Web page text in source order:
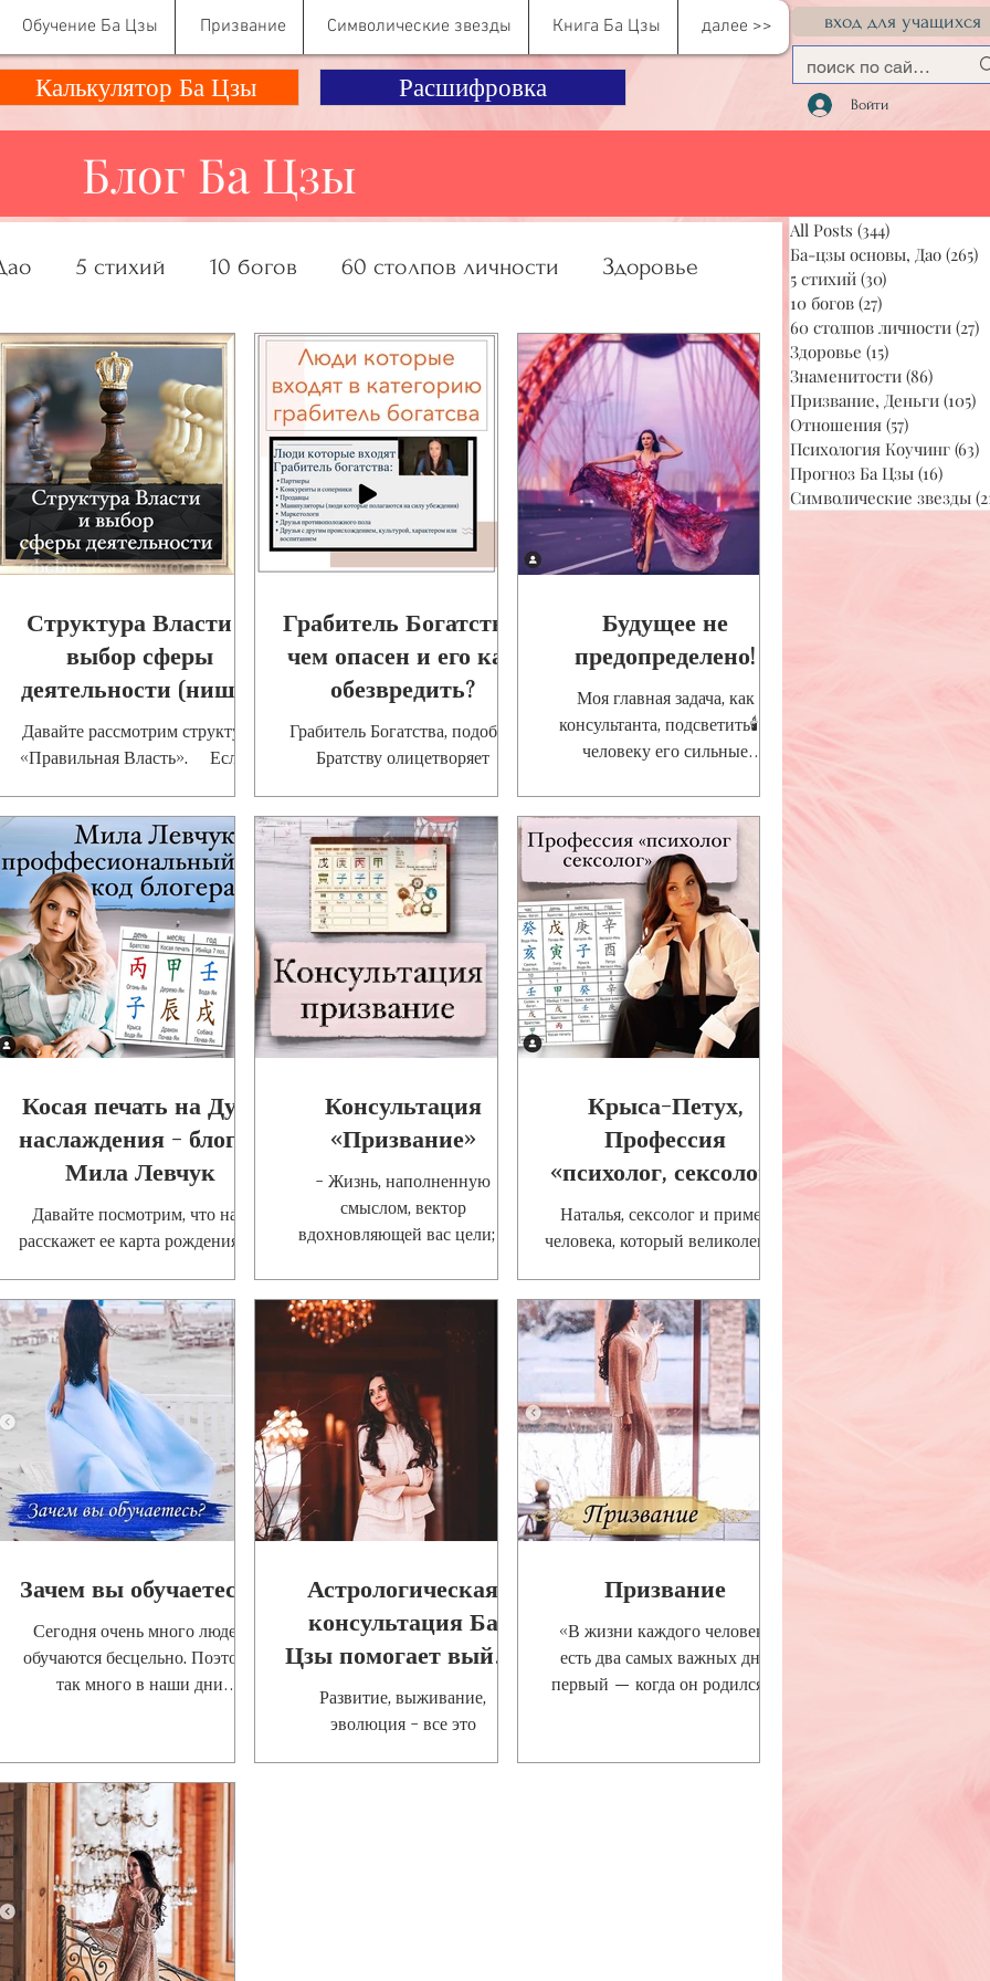
Обучение Ба Цзы Призвание Символические звезды Книга Ба Цзы далее >>
Калькулятор Ба Цзы Расшифровка
вход для учащихся
Войти
Блог Ба Цзы
5 стихий 10 богов 60 столпов личности Здоровье
Деньги Отношения Психология Коучинг Прогноз Ба Цзы
Структура Власти и
выбор сферы
деятельности (ниши)
в Ба Цзы
Давайте рассмотрим структуру
«Правильная Власть». ⠀ Если у
Власть» в Земной ветви вашего
месяца рождения, вы...
Грабитель Богатства,
чем опасен и его как
обезвредить?
Грабитель Богатства, подобно
Братству олицетворяет
Однако разница между обеими
этими 2-мя «божествами»
заключает
Будущее не
предопределено!
Моя главная задача, как
консультанта, подсветить🕯 у
человеку его сильные
рассказать о том, какие
качества ему...
Косая печать на Духе
наслаждения - блогер
Мила Левчук
Давайте посмотрим, что нам
расскажет ее карта рождения Ба
👩🏻‍💻блогера-писателя ✍🏻
получился такой: ⠀
Консультация
«Призвание»
- Жизнь, наполненную
смыслом, вектор
вдохновляющей вас цели; -
талантов и уникальности, +
связанное с этим чувс
Крыса-Петух,
Профессия
«психолог, сексолог»
Наталья, сексолог и пример
человека, который великолепно
карте рождения Натальи, в
году на первом месте сильное
Зачем вы обучаетесь?
Сегодня очень много людей
обучаются бесцельно. Поэтому
так много в наши дни
зарабат
Астрологическая
консультация Ба
Цзы помогает выйти
из состояния
неопределенности
Развитие, выживание,
эволюция - все это
Призвание
«В жизни каждого человека
есть два самых важных дня:
первый — когда он родился, а
All Posts (344)
Ба-цзы основы, Дао (265)
5 стихий (30)
10 богов (27)
60 столпов личности (27)
Здоровье (15)
Знаменитости (86)
Призвание, Деньги (105)
Отношения (57)
Психология Коучинг (63)
Прогноз Ба Цзы (16)
Символические звезды